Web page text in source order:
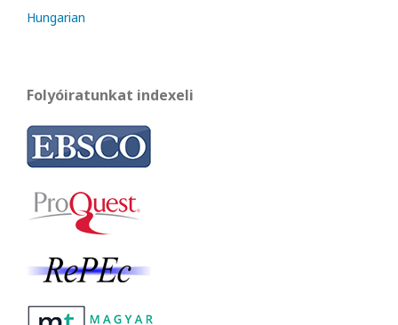
Hungarian
Folyóiratunkat indexeli